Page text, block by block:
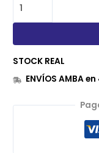
STOCK REAL
ENVÍOS AMBA